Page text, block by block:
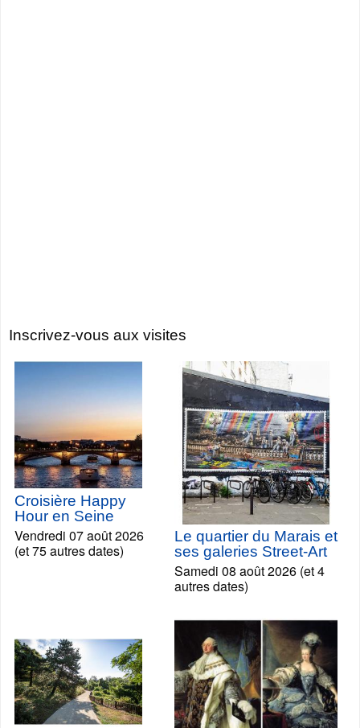
Inscrivez-vous aux visites
Croisière Happy
Hour en Seine
Vendredi 07 août 2026
(et 75 autres dates)
Le quartier du Marais et
ses galeries Street-Art
Samedi 08 août 2026 (et 4
autres dates)